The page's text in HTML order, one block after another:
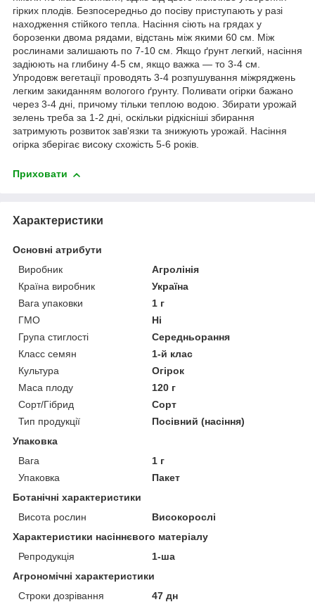
гірких плодів. Безпосередньо до посіву приступають у разі
находження стійкого тепла. Насіння сіють на грядах у
борозенки двома рядами, відстань між якими 60 см. Між
рослинами залишають по 7-10 см. Якщо ґрунт легкий, насіння
задіюють на глибину 4-5 см, якщо важка — то 3-4 см.
Упродовж вегетації проводять 3-4 розпушування міжряджень
легким закиданням вологого ґрунту. Поливати огірки бажано
через 3-4 дні, причому тільки теплою водою. Збирати урожай
зелень треба за 1-2 дні, оскільки рідкісніші збирання
затримують розвиток зав'язки та знижують урожай. Насіння
огірка зберігає високу схожість 5-6 років.
Приховати
Характеристики
Основні атрибути
Виробник
Агролінія
Країна виробник
Україна
Вага упаковки
1 г
ГМО
Ні
Група стиглості
Середньорання
Класс семян
1-й клас
Культура
Огірок
Маса плоду
120 г
Сорт/Гібрид
Сорт
Тип продукції
Посівний (насіння)
Упаковка
Вага
1 г
Упаковка
Пакет
Ботанічні характеристики
Висота рослин
Високорослі
Характеристики насіннєвого матеріалу
Репродукція
1-ша
Агрономічні характеристики
Строки дозрівання
47 дн